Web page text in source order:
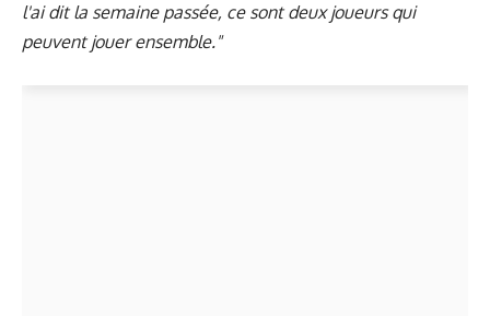
l'ai dit la semaine passée, ce sont deux joueurs qui
peuvent jouer ensemble."